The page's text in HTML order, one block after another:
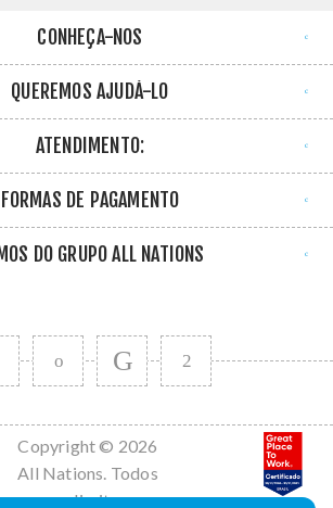
CONHEÇA-NOS
QUEREMOS AJUDÁ-LO
ATENDIMENTO:
FORMAS DE PAGAMENTO
DO GRUPO ALL NATIONS
Copyright © 2026
All Nations. Todos
os direitos